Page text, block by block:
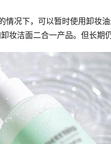
情况下，可以暂时使用卸妆
妆洁面二合一产品。但长期